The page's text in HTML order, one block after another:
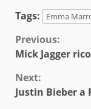
Tags:
Emma
Continue
Reading
Previous:
Mick Jagger
Next:
Justin Bieber a